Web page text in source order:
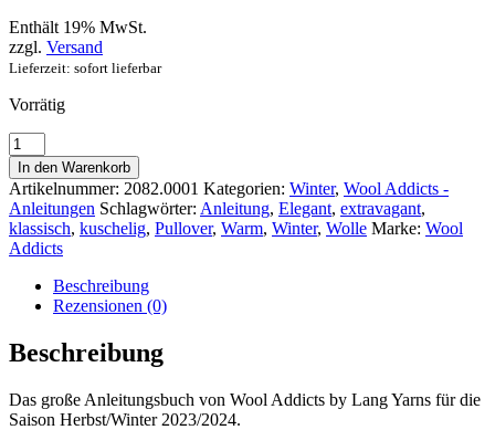
Enthält 19% MwSt.
zzgl. Versand
Lieferzeit: sofort lieferbar
Vorrätig
Wool
Addicts
No.
11
(Winter)
Menge
In den Warenkorb
Artikelnummer: 2082.0001 Kategorien: Winter, Wool Addicts -
Anleitungen Schlagwörter: Anleitung, Elegant, extravagant,
klassisch, kuschelig, Pullover, Warm, Winter, Wolle Marke: Wool
Addicts
Beschreibung
Rezensionen (0)
Beschreibung
Das große Anleitungsbuch von Wool Addicts by Lang Yarns für die
Saison Herbst/Winter 2023/2024.